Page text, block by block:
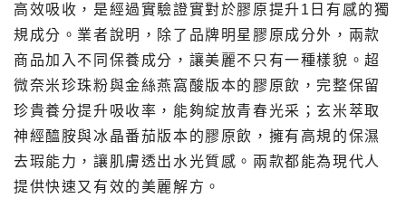
高效吸收，是經過實驗證實對於膠原提升1日有感的獨
規成分。業者說明，除了品牌明星膠原成分外，兩款
商品加入不同保養成分，讓美麗不只有一種樣貌。超
微奈米珍珠粉與金絲燕窩酸版本的膠原飲，完整保留
珍貴養分提升吸收率，能夠綻放青春光采；玄米萃取
神經醯胺與冰晶番茄版本的膠原飲，擁有高規的保濕
去瑕能力，讓肌膚透出水光質感。兩款都能為現代人
提供快速又有效的美麗解方。